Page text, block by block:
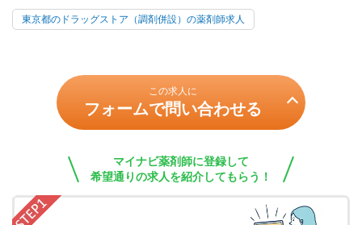
東京都のドラッグストア（調剤併設）の薬剤師求人
この求人に
フォームで問い合わせる
マイナビ薬剤師に登録して
希望通りの求人を紹介してもらう！